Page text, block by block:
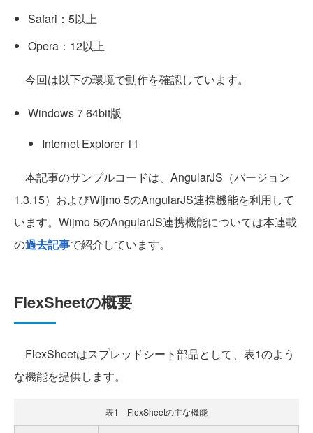
Safari：5以上
Opera：12以上
今回は以下の環境で動作を確認しています。
Windows 7 64bit版
Internet Explorer 11
本記事のサンプルコードは、AngularJS（バージョン
1.3.15）およびWijmo 5のAngularJS連携機能を利用して
います。Wijmo 5のAngularJS連携機能については本連載
の過去記事で紹介しています。
FlexSheetの概要
FlexSheetはスプレッドシート部品として、表1のよう
な機能を提供します。
表1 FlexSheetの主な機能